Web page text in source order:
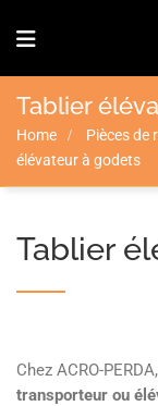
Tablier
Home Pièces de
élévateur à godets
Tablier
Chez ACRO-
transporteur ou